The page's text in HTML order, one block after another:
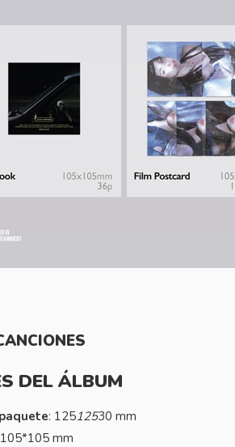
DEL ÁLBUM
: 12512530 mm
mm